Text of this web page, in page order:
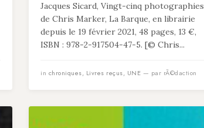
Jacques Sicard, Vingt-cinq photographies
de Chris Marker, La Barque, en librairie
depuis le 19 février 2021, 48 pages, 13 €,
ISBN : 978-2-917504-47-5. [© Chris...
in chroniques, Livres reçus, UNE — par rÃ©daction